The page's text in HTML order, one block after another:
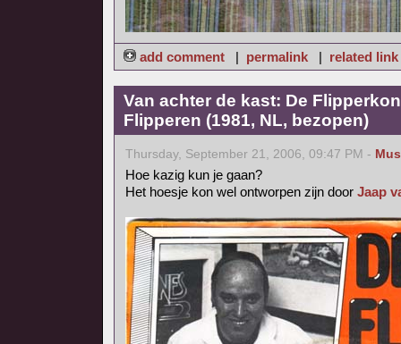
add comment | permalink | related link
Van achter de kast: De
Flipperen (1981, NL, bezopen)
Thursday, September 21, 2006, 09:47 PM -
Hoe kazig kun je gaan?
Het hoesje kon wel ontworpen zijn door Jaap